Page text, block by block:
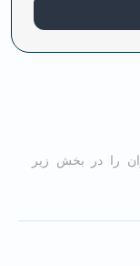
را در بخش زیر